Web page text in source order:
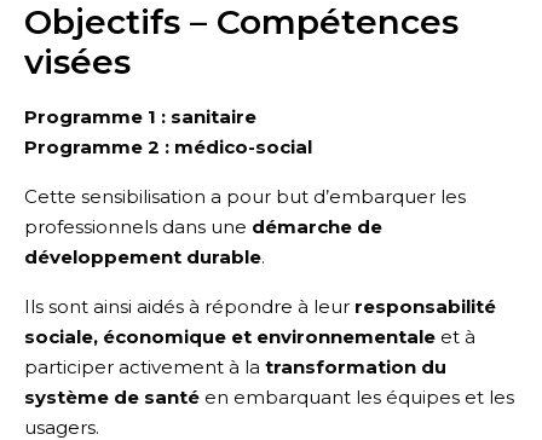
Objectifs – Compétences
visées
Programme 1 : sanitaire
Programme 2 : médico-social
Cette sensibilisation a pour but d’embarquer les
professionnels dans une démarche de
développement durable.
Ils sont ainsi aidés à répondre à leur responsabilité
sociale, économique et environnementale et à
participer activement à la transformation du
système de santé en embarquant les équipes et les
usagers.